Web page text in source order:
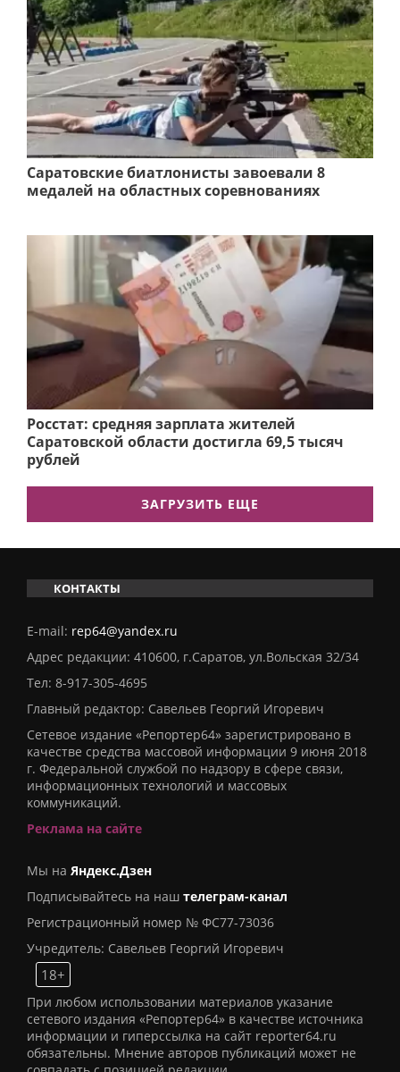
Саратовские биатлонисты завоевали 8
медалей на областных соревнованиях
Росстат: средняя зарплата жителей
Саратовской области достигла 69,5 тысяч
рублей
ЗАГРУЗИТЬ ЕЩЕ
КОНТАКТЫ
E-mail: rep64@yandex.ru
Адрес редакции: 410600, г.Саратов, ул.Вольская 32/34
Тел: 8-917-305-4695
Главный редактор: Савельев Георгий Игоревич
Сетевое издание «Репортер64» зарегистрировано в
качестве средства массовой информации 9 июня 2018
г. Федеральной службой по надзору в сфере связи,
информационных технологий и массовых
коммуникаций.
Реклама на сайте
Мы на Яндекс.Дзен
Подписывайтесь на наш телеграм-канал
Регистрационный номер № ФС77-73036
Учредитель: Савельев Георгий Игоревич
18+
При любом использовании материалов указание
сетевого издания «Репортер64» в качестве источника
информации и гиперссылка на сайт reporter64.ru
обязательны. Мнение авторов публикаций может не